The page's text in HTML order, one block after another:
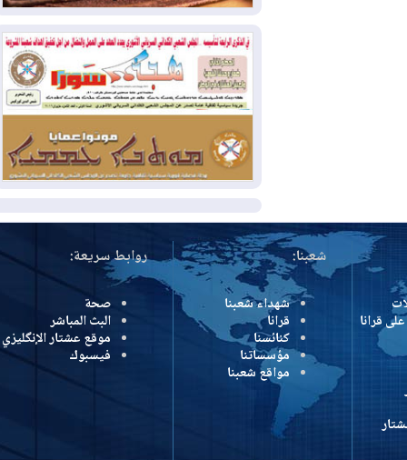
2026-08-02ترامب: الولايات المتحدة
وإسرائيل تعلقان شن ضربات على إيران
2026-08-01
تقرير: الولايات المتحدة تسحب
منظومة باتريوت الدفاعية من أربيل
2026-08-01
النفط: اتفاقية ثلاثية لاستئناف
التصدير عبر جيهان بطاقة 750 ألف برميل
يومياً
المزيد
شعبنا:
شهداء شعبنا
قرانا
كنائسنا
مؤسساتنا
مواقع شعبنا
روابط سريعة:
صحة
البث المباشر
موقع عشتار الإنگليزي
فيسبوك